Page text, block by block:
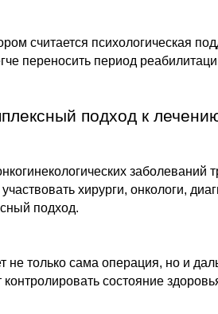
считается психологическая
переносить период
подход к
заболеваний
хирурги, онкологи,
подход.
не только сама операция, но и
состояние